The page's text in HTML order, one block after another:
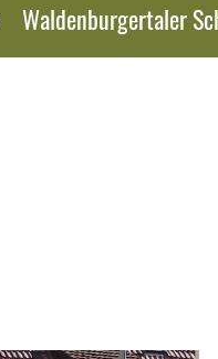
Waldenburgertaler